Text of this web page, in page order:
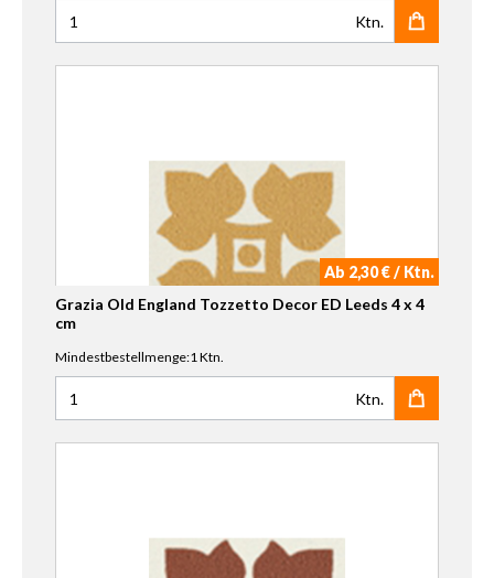
Anzahl für Grazia Old England Tozzetto Dover 4 x 4 cm
Ktn.
Ab 2,30 € / Ktn.
Grazia Old England Tozzetto Decor ED Leeds 4 x 4
cm
Mindestbestellmenge:1 Ktn.
Anzahl für Grazia Old England Tozzetto Decor ED Leeds
Ktn.